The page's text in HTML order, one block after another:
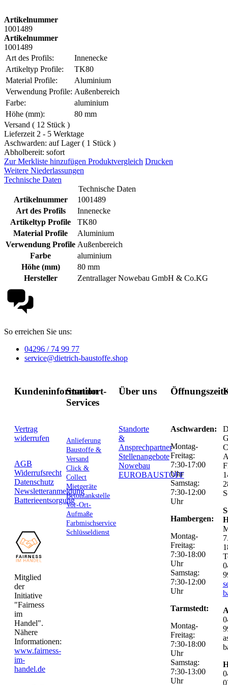
Artikelnummer
1001489
Artikelnummer
1001489
Art des Profils:
Innenecke
Artikeltyp Profile:
TK80
Material Profile:
Aluminium
Verwendung Profile: Außenbereich
Farbe:
aluminium
Höhe (mm):
80 mm
Versand ( 12 Stück )
Lieferzeit 2 - 5 Werktage
Aschwarden: auf Lager ( 1 Stück )
Abholbereit: sofort
Zur Merkliste hinzufügen Produktvergleich Drucken
Weitere Niederlassungen
Technische Daten
Technische Daten
Artikelnummer
1001489
Art des Profils
Innenecke
Artikeltyp Profile
TK80
Material Profile
Aluminium
Verwendung Profile Außenbereich
Farbe
aluminium
Höhe (mm)
80 mm
Hersteller
Zentrallager Nowebau GmbH & Co.KG
So erreichen Sie uns:
04296 / 74 99 77
service@dietrich-baustoffe.shop
Kundeninformation
Vertrag
widerrufen
AGB
Widerrufsrecht
Datenschutz
Newsletteranmeldung
Batterieentsorgung
Mitglied
der
Initiative
"Fairness
im
Handel".
Nähere
Informationen:
www.fairness-
im-
handel.de
Standort-
Services
Anlieferung
Baustoffe &
Versand
Click &
Collect
Mietgeräte
Betontankstelle
Vor-Ort-
Aufmaße
Farbmischservice
Schlüsseldienst
Über uns
Standorte
&
Ansprechpartner
Stellenangebote
Nowebau
EUROBAUSTOFF
Aschwarden:
Montag-
Freitag:
7:30-17:00
Uhr
Samstag:
7:30-12:00
Uhr
Hambergen:
Montag-
Freitag:
7:30-18:00
Uhr
Samstag:
7:30-12:00
Uhr
Tarmstedt:
Montag-
Freitag:
7:30-18:00
Uhr
Samstag:
7:30-13:00
Uhr